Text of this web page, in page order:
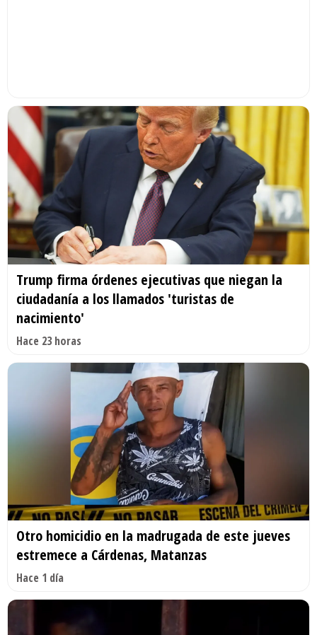
Trump firma órdenes ejecutivas que niegan la
ciudadanía a los llamados 'turistas de
nacimiento'
Hace 23 horas
Otro homicidio en la madrugada de este jueves
estremece a Cárdenas, Matanzas
Hace 1 día